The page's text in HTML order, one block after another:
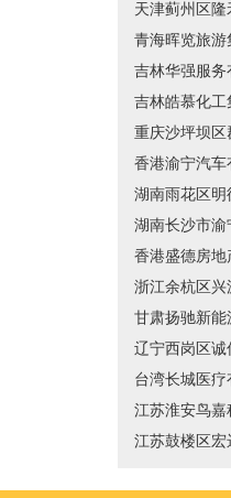
天津蓟州区隆
青海晖览旅游
吉林华强服务
吉林皓慕化工
重庆沙坪坝区
香港渝宁汽车
湖南雨花区明
湖南长沙市渝
香港盛德房地
浙江余杭区兴
甘肃扬驰新能
辽宁西岗区诚
台湾长城医疗
江苏淮安鸟嘉
江苏鼓楼区宏